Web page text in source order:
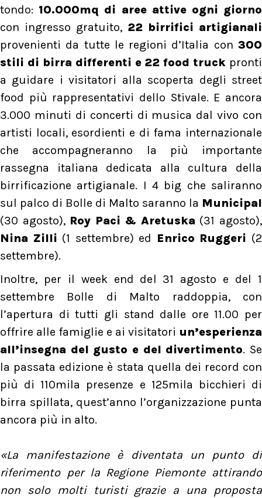
tondo: 10.000mq di aree attive ogni giorno
con ingresso gratuito, 22 birrifici artigianali
provenienti da tutte le regioni d’Italia con 300
stili di birra differenti e 22 food truck pronti
a guidare i visitatori alla scoperta degli street
food più rappresentativi dello Stivale. E ancora
3.000 minuti di concerti di musica dal vivo con
artisti locali, esordienti e di fama internazionale
che accompagneranno la più importante
rassegna italiana dedicata alla cultura della
birrificazione artigianale. I 4 big che saliranno
sul palco di Bolle di Malto saranno la Municipal
(30 agosto), Roy Paci & Aretuska (31 agosto),
Nina Zilli (1 settembre) ed Enrico Ruggeri (2
settembre).
Inoltre, per il week end del 31 agosto e del 1
settembre Bolle di Malto raddoppia, con
l’apertura di tutti gli stand dalle ore 11.00 per
offrire alle famiglie e ai visitatori un’esperienza
all’insegna del gusto e del divertimento. Se
la passata edizione è stata quella dei record con
più di 110mila presenze e 125mila bicchieri di
birra spillata, quest’anno l’organizzazione punta
ancora più in alto.
«La manifestazione è diventata un punto di
riferimento per la Regione Piemonte attirando
non solo molti turisti grazie a una proposta